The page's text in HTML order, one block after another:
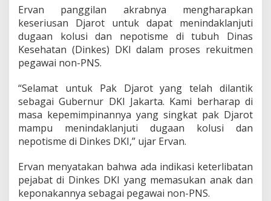
D
i
n
k
e
K
I
Ervan panggilan akrabnya mengharapkan
keseriusan Djarot untuk dapat menindaklanjuti
dugaan kolusi dan nepotisme di tubuh Dinas
Kesehatan (Dinkes) DKI dalam proses rekuitmen
pegawai non-PNS.
“Selamat untuk Pak Djarot yang telah dilantik
sebagai Gubernur DKI Jakarta. Kami berharap di
masa kepemimpinannya yang singkat pak Djarot
mampu menindaklanjuti dugaan kolusi dan
nepotisme di Dinkes DKI,” ujar Ervan.
Ervan menyatakan bahwa ada indikasi keterlibatan
pejabat di Dinkes DKI yang memasukan anak dan
keponakannya sebagai pegawai non-PNS.